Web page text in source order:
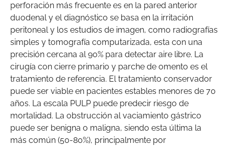
perforación más frecuente es en la pared anterior
duodenal y el diagnóstico se basa en la irritación
peritoneal y los estudios de imagen, como radiografías
simples y tomografía computarizada, esta con una
precisión cercana al 90% para detectar aire libre. La
cirugía con cierre primario y parche de omento es el
tratamiento de referencia. El tratamiento conservador
puede ser viable en pacientes estables menores de 70
años. La escala PULP puede predecir riesgo de
mortalidad. La obstrucción al vaciamiento gástrico
puede ser benigna o maligna, siendo esta última la
más común (50-80%), principalmente por